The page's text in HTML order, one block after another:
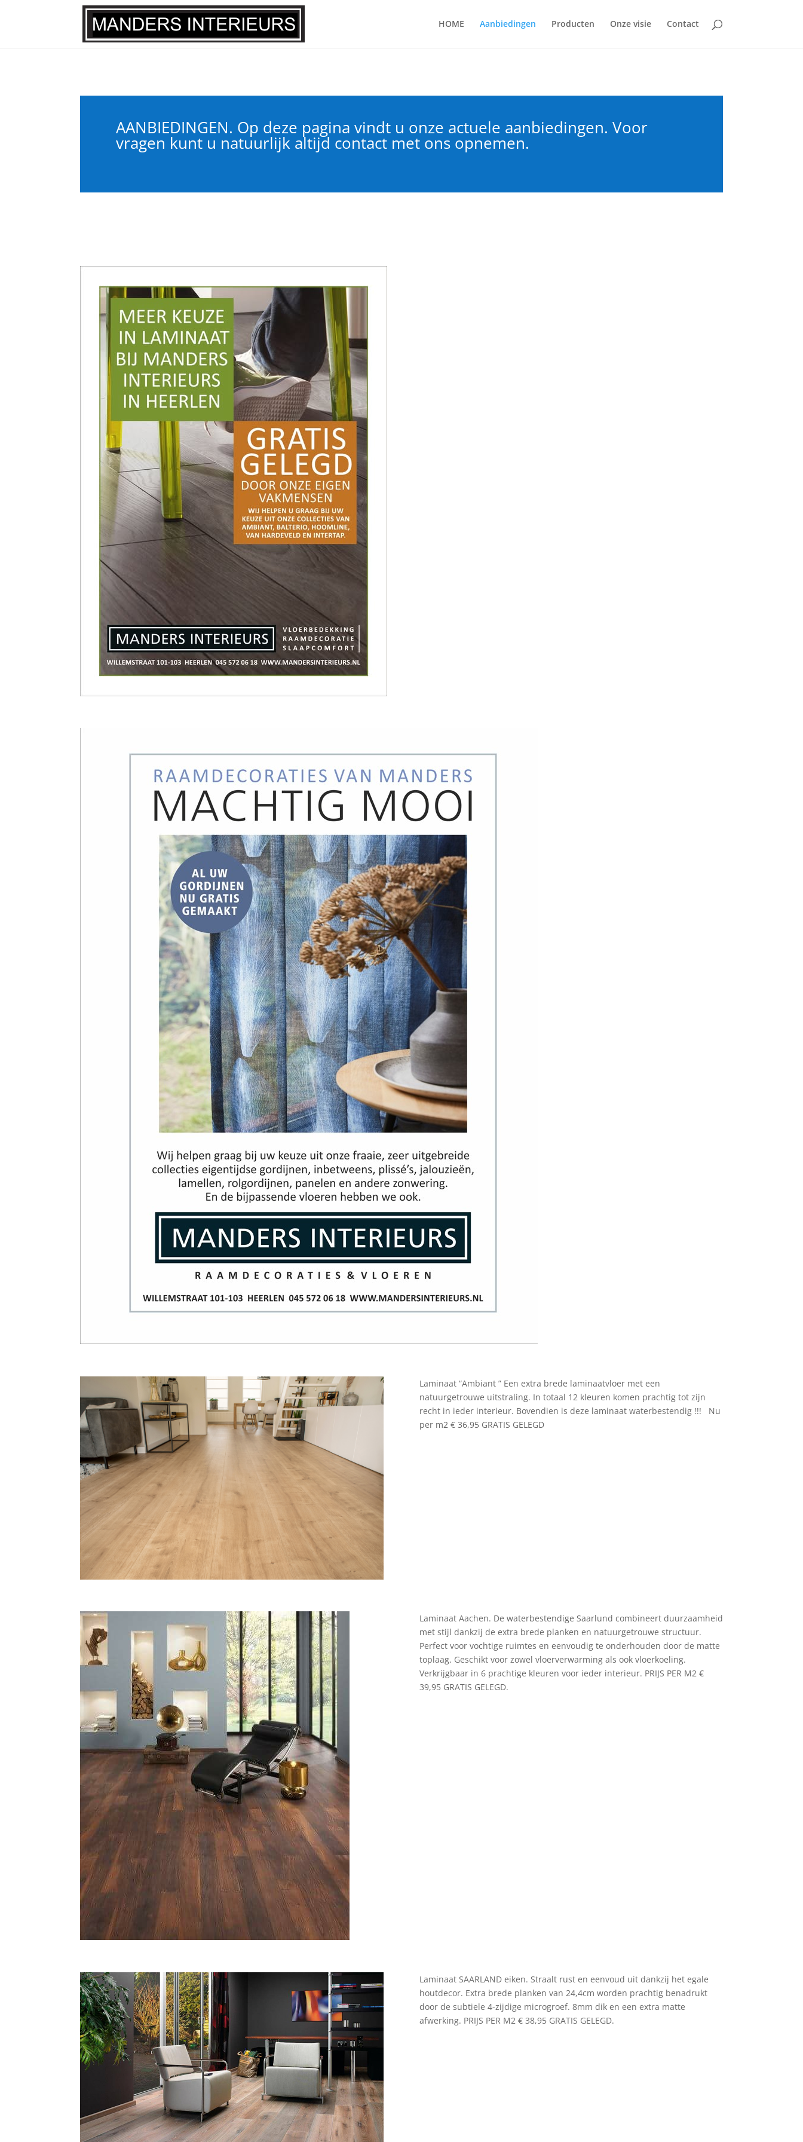
HOME Aanbiedingen Producten Onze visie Contact
AANBIEDINGEN. Op deze pagina vindt u onze actuele aanbiedingen. Voor
vragen kunt u natuurlijk altijd contact met ons opnemen.
Laminaat “Ambiant ” Een extra brede laminaatvloer met een
natuurgetrouwe uitstraling. In totaal 12 kleuren komen prachtig tot zijn
recht in ieder interieur. Bovendien is deze laminaat waterbestendig !!! Nu
per m2 € 36,95 GRATIS GELEGD
Laminaat Aachen. De waterbestendige Saarlund combineert duurzaamheid
met stijl dankzij de extra brede planken en natuurgetrouwe structuur.
Perfect voor vochtige ruimtes en eenvoudig te onderhouden door de matte
toplaag. Geschikt voor zowel vloerverwarming als ook vloerkoeling.
Verkrijgbaar in 6 prachtige kleuren voor ieder interieur. PRIJS PER M2 €
39,95 GRATIS GELEGD.
Laminaat SAARLAND eiken. Straalt rust en eenvoud uit dankzij het egale
houtdecor. Extra brede planken van 24,4cm worden prachtig benadrukt
door de subtiele 4-zijdige microgroef. 8mm dik en een extra matte
afwerking. PRIJS PER M2 € 38,95 GRATIS GELEGD.